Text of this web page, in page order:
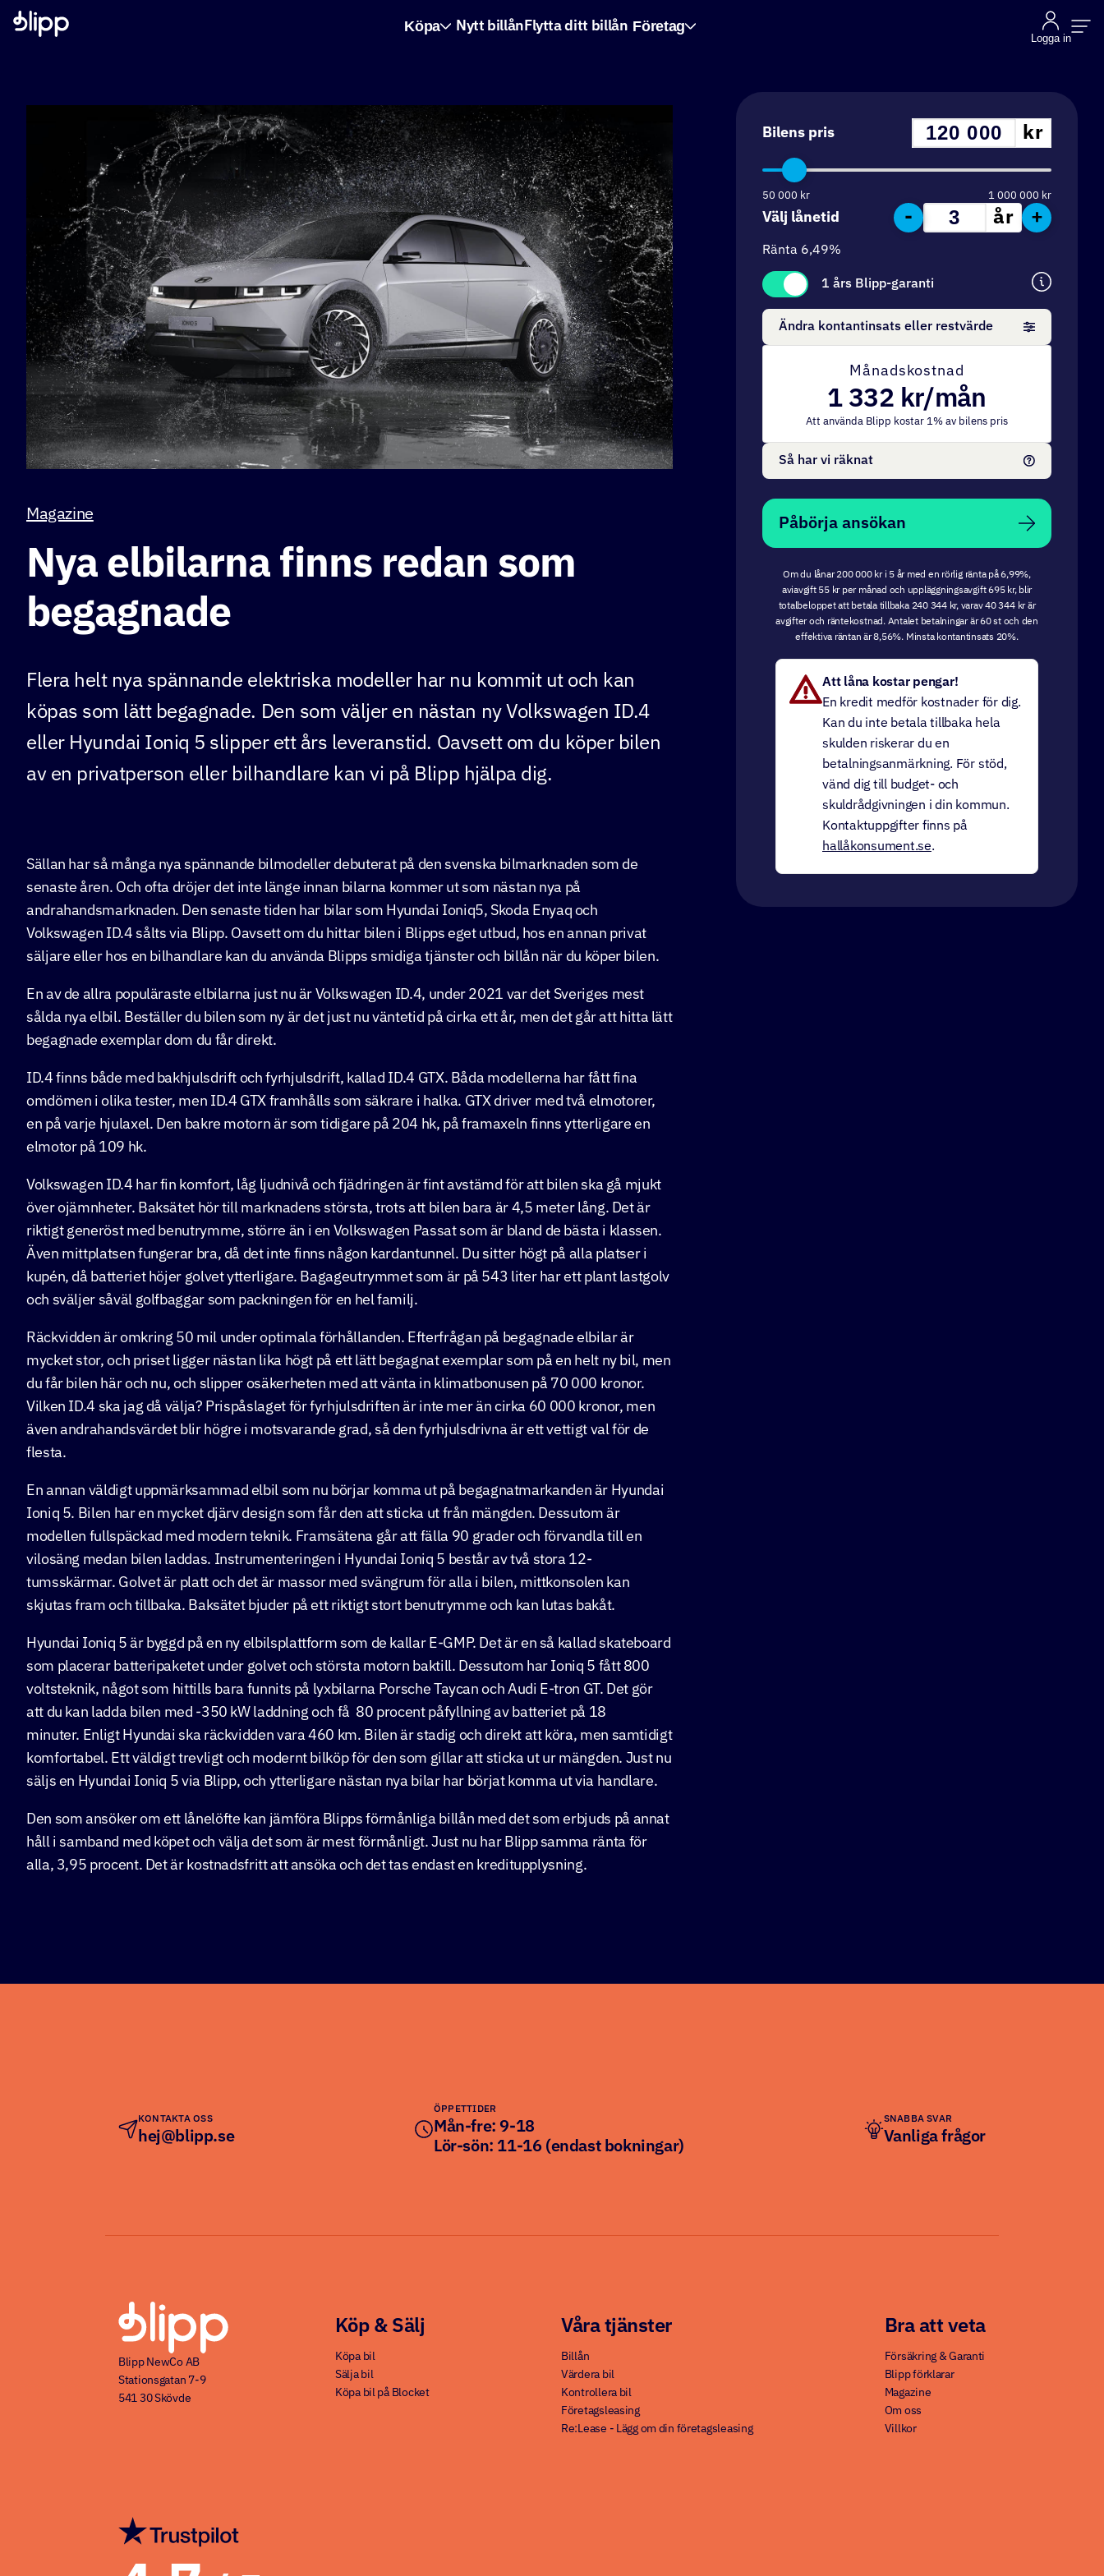
Köpa Nytt billån Flytta ditt billån Företag
Logga in
Magazine
Nya elbilarna finns redan som
begagnade
Flera helt nya spännande elektriska modeller har nu kommit ut och kan
köpas som lätt begagnade. Den som väljer en nästan ny Volkswagen ID.4
eller Hyundai Ioniq 5 slipper ett års leveranstid. Oavsett om du köper bilen
av en privatperson eller bilhandlare kan vi på Blipp hjälpa dig.
Sällan har så många nya spännande bilmodeller debuterat på den svenska bilmarknaden som de
senaste åren. Och ofta dröjer det inte länge innan bilarna kommer ut som nästan nya på
andrahandsmarknaden. Den senaste tiden har bilar som Hyundai Ioniq5, Skoda Enyaq och
Volkswagen ID.4 sålts via Blipp. Oavsett om du hittar bilen i Blipps eget utbud, hos en annan privat
säljare eller hos en bilhandlare kan du använda Blipps smidiga tjänster och billån när du köper bilen.
En av de allra populäraste elbilarna just nu är Volkswagen ID.4, under 2021 var det Sveriges mest
sålda nya elbil. Beställer du bilen som ny är det just nu väntetid på cirka ett år, men det går att hitta lätt
begagnade exemplar dom du får direkt.
ID.4 finns både med bakhjulsdrift och fyrhjulsdrift, kallad ID.4 GTX. Båda modellerna har fått fina
omdömen i olika tester, men ID.4 GTX framhålls som säkrare i halka. GTX driver med två elmotorer,
en på varje hjulaxel. Den bakre motorn är som tidigare på 204 hk, på framaxeln finns ytterligare en
elmotor på 109 hk.
Volkswagen ID.4 har fin komfort, låg ljudnivå och fjädringen är fint avstämd för att bilen ska gå mjukt
över ojämnheter. Baksätet hör till marknadens största, trots att bilen bara är 4,5 meter lång. Det är
riktigt generöst med benutrymme, större än i en Volkswagen Passat som är bland de bästa i klassen.
Även mittplatsen fungerar bra, då det inte finns någon kardantunnel. Du sitter högt på alla platser i
kupén, då batteriet höjer golvet ytterligare. Bagageutrymmet som är på 543 liter har ett plant lastgolv
och sväljer såväl golfbaggar som packningen för en hel familj.
Räckvidden är omkring 50 mil under optimala förhållanden. Efterfrågan på begagnade elbilar är
mycket stor, och priset ligger nästan lika högt på ett lätt begagnat exemplar som på en helt ny bil, men
du får bilen här och nu, och slipper osäkerheten med att vänta in klimatbonusen på 70 000 kronor.
Vilken ID.4 ska jag då välja? Prispåslaget för fyrhjulsdriften är inte mer än cirka 60 000 kronor, men
även andrahandsvärdet blir högre i motsvarande grad, så den fyrhjulsdrivna är ett vettigt val för de
flesta.
En annan väldigt uppmärksammad elbil som nu börjar komma ut på begagnatmarkanden är Hyundai
Ioniq 5. Bilen har en mycket djärv design som får den att sticka ut från mängden. Dessutom är
modellen fullspäckad med modern teknik. Framsätena går att fälla 90 grader och förvandla till en
vilosäng medan bilen laddas. Instrumenteringen i Hyundai Ioniq 5 består av två stora 12-
tumsskärmar. Golvet är platt och det är massor med svängrum för alla i bilen, mittkonsolen kan
skjutas fram och tillbaka. Baksätet bjuder på ett riktigt stort benutrymme och kan lutas bakåt.
Hyundai Ioniq 5 är byggd på en ny elbilsplattform som de kallar E-GMP. Det är en så kallad skateboard
som placerar batteripaketet under golvet och största motorn baktill. Dessutom har Ioniq 5 fått 800
voltsteknik, något som hittills bara funnits på lyxbilarna Porsche Taycan och Audi E-tron GT. Det gör
att du kan ladda bilen med -350 kW laddning och få 80 procent påfyllning av batteriet på 18
minuter. Enligt Hyundai ska räckvidden vara 460 km. Bilen är stadig och direkt att köra, men samtidigt
komfortabel. Ett väldigt trevligt och modernt bilköp för den som gillar att sticka ut ur mängden. Just nu
säljs en Hyundai Ioniq 5 via Blipp, och ytterligare nästan nya bilar har börjat komma ut via handlare.
Den som ansöker om ett lånelöfte kan jämföra Blipps förmånliga billån med det som erbjuds på annat
håll i samband med köpet och välja det som är mest förmånligt. Just nu har Blipp samma ränta för
alla, 3,95 procent. Det är kostnadsfritt att ansöka och det tas endast en kreditupplysning.
Bilens pris kr
50 000 kr 1 000 000 kr
Välj lånetid - år +
Ränta 6,49%
1 års Blipp-garanti
Ändra kontantinsats eller restvärde
Månadskostnad
1 332 kr/mån
Att använda Blipp kostar 1% av bilens pris
Så har vi räknat
Påbörja ansökan
Om du lånar 200 000 kr i 5 år med en rörlig ränta på 6,99%,
aviavgift 55 kr per månad och uppläggningsavgift 695 kr, blir
totalbeloppet att betala tillbaka 240 344 kr, varav 40 344 kr är
avgifter och räntekostnad. Antalet betalningar är 60 st och den
effektiva räntan är 8,56%. Minsta kontantinsats 20%.
Att låna kostar pengar!
En kredit medför kostnader för dig.
Kan du inte betala tillbaka hela
skulden riskerar du en
betalningsanmärkning. För stöd,
vänd dig till budget- och
skuldrådgivningen i din kommun.
Kontaktuppgifter finns på
hallåkonsument.se.
KONTAKTA OSS
hej@blipp.se
ÖPPETTIDER
Mån-fre: 9-18
Lör-sön: 11-16 (endast bokningar)
SNABBA SVAR
Vanliga frågor
Blipp NewCo AB
Stationsgatan 7-9
541 30 Skövde
Köp & Sälj
Köpa bil
Sälja bil
Köpa bil på Blocket
Våra tjänster
Billån
Värdera bil
Kontrollera bil
Företagsleasing
Re:Lease - Lägg om din företagsleasing
Bra att veta
Försäkring & Garanti
Blipp förklarar
Magazine
Om oss
Villkor